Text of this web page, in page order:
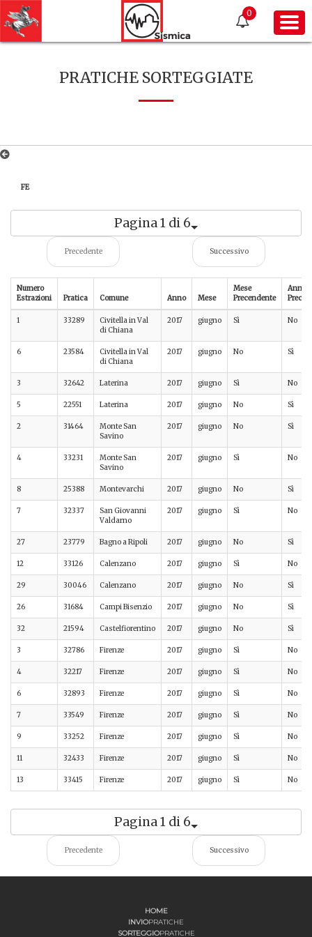
0
PRATICHE SORTEGGIATE
FE
Pagina 1 di 6
Precedente Successivo
Numero
Estrazioni
Pratica Comune Anno Mese
Mese
Precendente
Anno
1 33289
Civitella in Val
di Chiana
2017 giugno Sì No
6 23584
Civitella in Val
di Chiana
2017 giugno No Sì
3 32642 Laterina 2017 giugno Sì No
5 22551 Laterina 2017 giugno No Sì
2 31464
Monte San
Savino
2017 giugno No Sì
4 33231
Monte San
Savino
2017 giugno Sì No
8 25388 Montevarchi 2017 giugno No Sì
7 32337
San Giovanni
Valdarno
2017 giugno Sì No
27 23779 Bagno a Ripoli 2017 giugno No Sì
12 33126 Calenzano 2017 giugno Sì No
29 30046 Calenzano 2017 giugno No Sì
26 31684 Campi Bisenzio 2017 giugno No Sì
32 21594 Castelfiorentino 2017 giugno No Sì
3 32786 Firenze 2017 giugno Sì No
4 32217 Firenze 2017 giugno Sì No
6 32893 Firenze 2017 giugno Sì No
7 33549 Firenze 2017 giugno Sì No
9 33252 Firenze 2017 giugno Sì No
11 32433 Firenze 2017 giugno Sì No
13 33415 Firenze 2017 giugno Sì No
Pagina 1 di 6
Precedente Successivo
HOME
INVIOPRATICHE
SORTEGGIOPRATICHE